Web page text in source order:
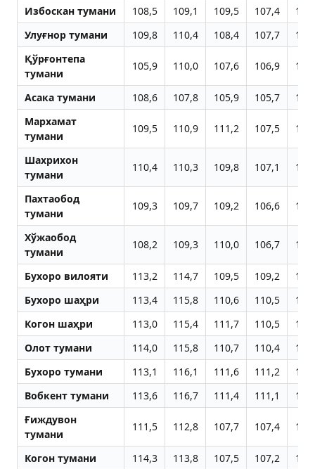
Избоскан тумани 108,5 109,1 109,5 107,4
Улуғнор тумани
109,8 110,4 108,4 107,7
Қўрғонтепа
тумани
105,9 110,0 107,6 106,9
Aсака тумани 108,6 107,8 105,9 105,7
Мархамат
тумани
109,5 110,9 111,2 107,5
Шахрихон
тумани
110,4 110,3 109,8 107,1
Пахтаобод
тумани
109,3 109,7 109,2 106,6
Хўжаобод
тумани
108,2 109,3 110,0 106,7
Бухоро вилояти 113,2 114,7 109,5 109,2
Бухоро шаҳри
113,4 115,8 110,6 110,5
Когон шаҳри
113,0 115,4 111,7 110,5
Олот тумани
114,0 115,8 110,7 110,4
Бухоро тумани
113,1 116,1 111,6 111,2
Вобкент тумани
113,6 116,7 111,4 111,1
Ғиждувон
тумани
111,5 112,8 107,7 107,4
Когон тумани 114,3 113,8 107,5 107,2